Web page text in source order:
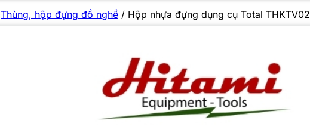
Thùng, hộp đựng đồ nghề / Hộp nhựa đựng dụng cụ Total THKTV02